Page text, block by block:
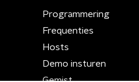
Programmering
Frequenties
Hosts
Demo insturen
Gemist